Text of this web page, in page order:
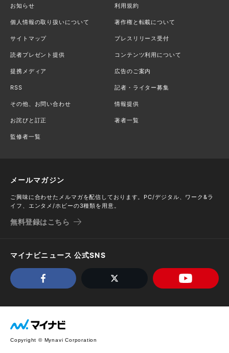
お知らせ 利用規約
個人情報の取り扱いについて 著作権と転載について
サイトマップ プレスリリース受付
読者プレゼント提供 コンテンツ利用について
提携メディア 広告のご案内
RSS 記者・ライター募集
その他、お問い合わせ 情報提供
お詫びと訂正 著者一覧
監修者一覧
メールマガジン
ご興味に合わせたメルマガを配信しております。PC/デジタル、ワーク&ラ
イフ、エンタメ/ホビーの3種類を用意。
無料登録はこちら
マイナビニュース 公式SNS
Copyright © Mynavi Corporation